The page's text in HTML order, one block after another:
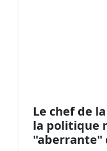
Le chef de
la politique
"aberrante"